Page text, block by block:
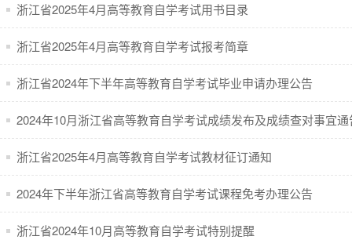
浙江省2025年4月高等教育自学考试用书目录
浙江省2025年4月高等教育自学考试报考简章
浙江省2024年下半年高等教育自学考试毕业申请办理公告
2024年10月浙江省高等教育自学考试成绩发布及成绩查对事宜通
浙江省2025年4月高等教育自学考试教材征订通知
2024年下半年浙江省高等教育自学考试课程免考办理公告
浙江省2024年10月高等教育自学考试特别提醒